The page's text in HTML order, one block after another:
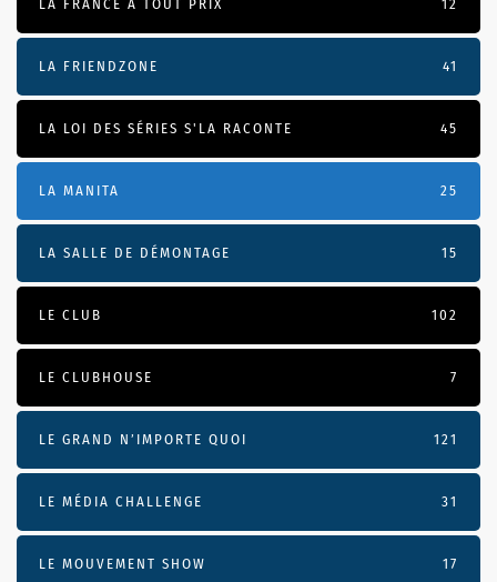
LA FRANCE À TOUT PRIX 12
LA FRIENDZONE 41
LA LOI DES SÉRIES S'LA RACONTE 45
LA MANITA 25
LA SALLE DE DÉMONTAGE 15
LE CLUB 102
LE CLUBHOUSE 7
LE GRAND N’IMPORTE QUOI 121
LE MÉDIA CHALLENGE 31
LE MOUVEMENT SHOW 17